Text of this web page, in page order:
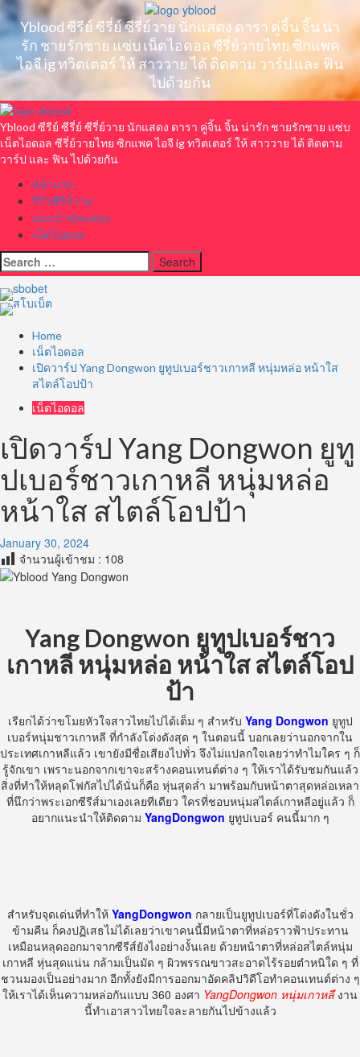
Skip
to
content
Yblood ซีรีย์ ซีรี่ย์ ซีรี่ย์วาย นักแสดง ดารา คู่จิ้น จิ้น น่า
รัก ชายรักชาย แซ่บ เน็ตไอดอล ซีรี่ย์วายไทย ซิกแพค
ไอจี ig ทวิตเตอร์ ให้ สาววาย ได้ ติดตาม วาร์ป และ ฟิน
ไปด้วยกัน
Primary
Menu
Yblood ซีรีย์ ซีรี่ย์ ซีรี่ย์วาย นักแสดง ดารา คู่จิ้น จิ้น น่ารัก ชายรักชาย แซ่บ
เน็ตไอดอล ซีรี่ย์วายไทย ซิกแพค ไอจี ig ทวิตเตอร์ ให้ สาววาย ได้ ติดตาม
วาร์ป และ ฟิน ไปด้วยกัน
หน้าแรก
รีวิวซีรีส์วาย
แนะนำนักแสดง
เน็ตไอดอล
Search
for:
Home
เน็ตไอดอล
เปิดวาร์ป Yang Dongwon ยูทูปเบอร์ชาวเกาหลี หนุ่มหล่อ หน้าใส
สไตล์โอปป้า
เน็ตไอดอล
เปิดวาร์ป Yang Dongwon ยูทู
ปเบอร์ชาวเกาหลี หนุ่มหล่อ
หน้าใส สไตล์โอปป้า
January 30, 2024
จำนวนผู้เข้าชม : 108
Yang Dongwon ยูทูปเบอร์ชาว
เกาหลี หนุ่มหล่อ หน้าใส สไตล์โอป
ป้า
เรียกได้ว่าขโมยหัวใจสาวไทยไปได้เต็ม ๆ สำหรับ Yang Dongwon ยูทูป
เบอร์หนุ่มชาวเกาหลี ที่กำลังโด่งดังสุด ๆ ในตอนนี้ บอกเลยว่านอกจากใน
ประเทศเกาหลีแล้ว เขายังมีชื่อเสียงไปทั่ว จึงไม่แปลกใจเลยว่าทำไมใคร ๆ ก็
รู้จักเขา เพราะนอกจากเขาจะสร้างคอนเทนต์ต่าง ๆ ให้เราได้รับชมกันแล้ว
สิ่งที่ทำให้หลุดโฟกัสไปได้นั่นก็คือ หุ่นสุดล่ำ มาพร้อมกับหน้าตาสุดหล่อเหลา
ที่นึกว่าพระเอกซีรีส์มาเองเลยทีเดียว ใครที่ชอบหนุ่มสไตล์เกาหลีอยู่แล้ว ก็
อยากแนะนำให้ติดตาม YangDongwon ยูทูปเบอร์ คนนี้มาก ๆ
สำหรับจุดเด่นที่ทำให้ YangDongwon กลายเป็นยูทูปเบอร์ที่โด่งดังในชั่ว
ข้ามคืน ก็คงปฏิเสธไม่ได้เลยว่าเขาคนนี้มีหน้าตาที่หล่อราวฟ้าประทาน
เหมือนหลุดออกมาจากซีรีส์ยังไงอย่างงั้นเลย ด้วยหน้าตาที่หล่อสไตล์หนุ่ม
เกาหลี หุ่นสุดแน่น กล้ามเป็นมัด ๆ ผิวพรรณขาวสะอาดไร้รอยตำหนิใด ๆ ที่
ชวนมองเป็นอย่างมาก อีกทั้งยังมีการออกมาอัดคลิปวิดีโอทำคอนเทนต์ต่าง ๆ
ให้เราได้เห็นความหล่อกันแบบ 360 องศา YangDongwon หนุ่มเกาหลี งาน
นี้ทำเอาสาวไทยใจละลายกันไปข้างแล้ว